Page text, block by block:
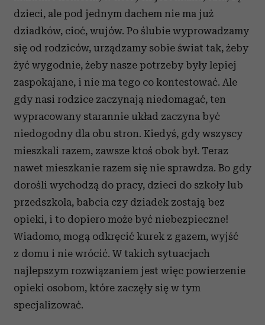
dzieci, ale pod jednym dachem nie ma już
dziadków, cioć, wujów. Po ślubie wyprowadzamy
się od rodziców, urządzamy sobie świat tak, żeby
żyć wygodnie, żeby nasze potrzeby były lepiej
zaspokajane, i nie ma tego co kontestować. Ale
gdy nasi rodzice zaczynają niedomagać, ten
wypracowany starannie układ zaczyna być
niedogodny dla obu stron. Kiedyś, gdy wszyscy
mieszkali razem, zawsze ktoś obok był. Teraz
nawet mieszkanie razem się nie sprawdza. Bo gdy
dorośli wychodzą do pracy, dzieci do szkoły lub
przedszkola, babcia czy dziadek zostają bez
opieki, i to dopiero może być niebezpieczne!
Wiadomo, mogą odkręcić kurek z gazem, wyjść
z domu i nie wrócić. W takich sytuacjach
najlepszym rozwiązaniem jest więc powierzenie
opieki osobom, które zaczęły się w tym
specjalizować.